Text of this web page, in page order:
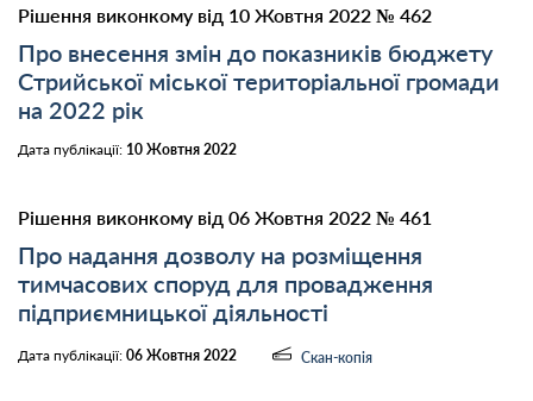
Рішення виконкому від 10 Жовтня 2022 № 462
Про внесення змін до показників бюджету
Стрийської міської територіальної громади
на 2022 рік
Дата публікації: 10 Жовтня 2022
Рішення виконкому від 06 Жовтня 2022 № 461
Про надання дозволу на розміщення
тимчасових споруд для провадження
підприємницької діяльності
Дата публікації: 06 Жовтня 2022 Скан-копія